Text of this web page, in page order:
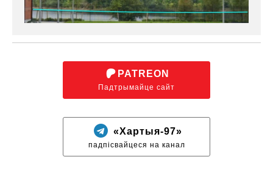
PATREON
Падтрымайце сайт
«Хартыя-97»
падпісвайцеся на канал